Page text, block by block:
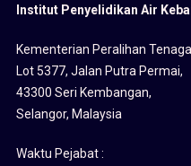
Institut Penyelidikan Air
Kementerian Peralihan
Lot 5377, Jalan Putra Permai,
43300 Seri Kembangan,
Selangor, Malaysia
Waktu Pejabat :